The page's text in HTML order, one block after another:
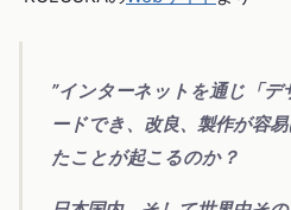
”インターネットを通じ「
ードでき、改良、製作が容
たことが起こるのか？